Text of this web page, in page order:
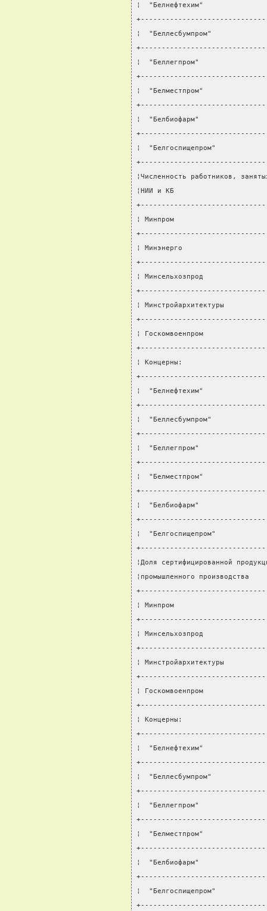
¦  "Белнефтехим"
¦  "Беллесбумпром"
¦  "Беллегпром"
¦  "Белместпром"
¦  "Белбиофарм"
¦  "Белгоспищепром"
¦Численность работников,
¦НИИ и КБ
¦ Минпром
¦ Минэнерго
¦ Минсельхозпрод
¦ Минстройархитектуры
¦ Госкомвоенпром
¦ Концерны:
¦  "Белнефтехим"
¦  "Беллесбумпром"
¦  "Беллегпром"
¦  "Белместпром"
¦  "Белбиофарм"
¦  "Белгоспищепром"
¦Доля сертифицированной
¦промышленного
¦ Минпром
¦ Минсельхозпрод
¦ Минстройархитектуры
¦ Госкомвоенпром
¦ Концерны:
¦  "Белнефтехим"
¦  "Беллесбумпром"
¦  "Беллегпром"
¦  "Белместпром"
¦  "Белбиофарм"
¦  "Белгоспищепром"